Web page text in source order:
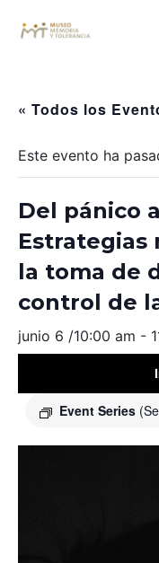
« Todos los
Este evento ha
Del pánico
Estrategias
la toma de
control de
junio 6 /10:00 am -
Event Series